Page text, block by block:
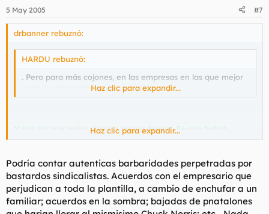
5 May 2005 #7
drbanner rebuznó:
HARDU rebuznó:
. Pero para más cojones, en las empresas en las que mejor
se vive, siempre hay engendros de estos.
Haz clic para expandir...
Y son los que mejor viven y menos hacen. Se que habrá
excepciones a la regla, pero es que en todas las empresas en
sindicales para quedarse a dormir, o llegar al trabajo y
quedarse toda la jornada laboral tocandose los huevos en
internet, con la excusa de buscar información sindical. Unos
tocahuevos, que te arrastran a una huelga y luego te dejan
tirado como a una perra
Haz clic para expandir...
Podría contar autenticas barbaridades perpetradas por
bastardos sindicalistas. Acuerdos con el empresario que
perjudican a toda la plantilla, a cambio de enchufar a un
familiar; acuerdos en la sombra; bajadas de pnatalones